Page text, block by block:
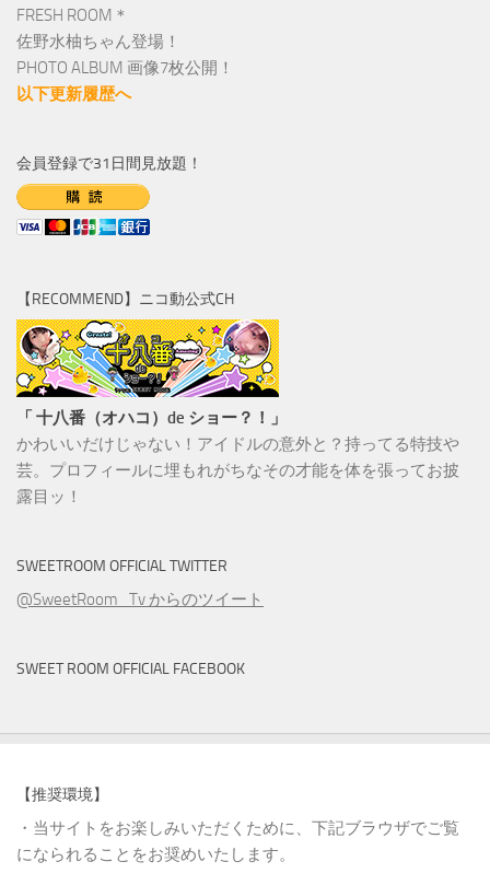
FRESH ROOM＊
佐野水柚ちゃん登場！
PHOTO ALBUM 画像7枚公開！
以下更新履歴へ
会員登録で31日間見放題！
【RECOMMEND】ニコ動公式CH
「 十八番（オハコ）de ショー？！」
かわいいだけじゃない！アイドルの意外と？持ってる特技や
芸。 プロフィールに埋もれがちなその才能を体を張ってお披
露目ッ！
SWEETROOM OFFICIAL TWITTER
@SweetRoom_Tv からのツイート
SWEET ROOM OFFICIAL FACEBOOK
【推奨環境】
・当サイトをお楽しみいただくために、下記ブラウザでご覧
になられることをお奨めいたします。